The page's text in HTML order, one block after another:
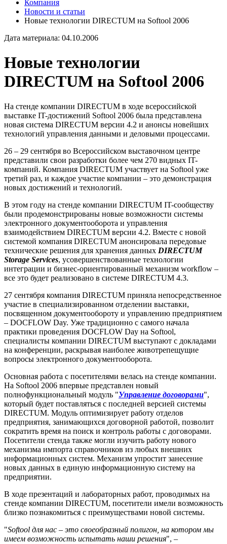
Компания
Новости и статьи
Новые технологии DIRECTUM на Softool 2006
Дата материала: 04.10.2006
Новые технологии
DIRECTUM на Softool 2006
На стенде компании DIRECTUM в ходе всероссийской
выставке IT-достижений Softool 2006 была представлена
новая система DIRECTUM версии 4.2 и анонсы новейших
технологий управления данными и деловыми процессами.
26 – 29 сентября во Всероссийском выставочном центре
представили свои разработки более чем 270 видных IT-
компаний. Компания DIRECTUM участвует на Softool уже
третий раз, и каждое участие компании – это демонстрация
новых достижений и технологий.
В этом году на стенде компании DIRECTUM IT-сообществу
были продемонстрированы новые возможности системы
электронного документооборота и управления
взаимодействием DIRECTUM версии 4.2. Вместе с новой
системой компания DIRECTUM анонсировала передовые
технические решения для хранения данных DIRECTUM
Storage Services, усовершенствованные технологии
интеграции и бизнес-ориентированный механизм workflow –
все это будет реализовано в системе DIRECTUM 4.3.
27 сентября компания DIRECTUM приняла непосредственное
участие в специализированном отделении выставки,
посвященном документообороту и управлению предприятием
– DOCFLOW Day. Уже традиционно с самого начала
практики проведения DOCFLOW Day на Softool,
специалисты компании DIRECTUM выступают с докладами
на конференции, раскрывая наиболее животрепещущие
вопросы электронного документооборота.
Основная работа с посетителями велась на стенде компании.
На Softool 2006 впервые представлен новый
полнофункциональный модуль "Управление договорами",
который будет поставляться с последней версией системы
DIRECTUM. Модуль оптимизирует работу отделов
предприятия, занимающихся договорной работой, позволит
сократить время на поиск и контроль работы с договорами.
Посетители стенда также могли изучить работу нового
механизма импорта справочников из любых внешних
информационных систем. Механизм упростит занесение
новых данных в единую информационную систему на
предприятии.
В ходе презентаций и лабораторных работ, проводимых на
стенде компании DIRECTUM, посетители имели возможность
близко познакомиться с преимуществами новой системы.
"Softool для нас – это своеобразный полигон, на котором мы
имеем возможность испытать наши решения", –